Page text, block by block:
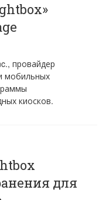
провайдер
мобильных
киосков.
для